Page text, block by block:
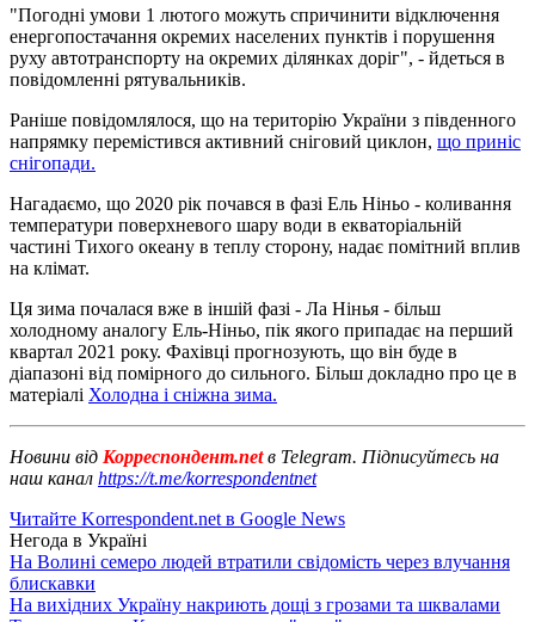
"Погодні умови 1 лютого можуть спричинити відключення
енергопостачання окремих населених пунктів і порушення
руху автотранспорту на окремих ділянках доріг", - йдеться в
повідомленні рятувальників.
Раніше повідомлялося, що на територію України з південного
напрямку перемістився активний сніговий циклон, що приніс
снігопади.
Нагадаємо, що 2020 рік почався в фазі Ель Ніньо - коливання
температури поверхневого шару води в екваторіальній
частині Тихого океану в теплу сторону, надає помітний вплив
на клімат.
Ця зима почалася вже в іншій фазі - Ла Нінья - більш
холодному аналогу Ель-Ніньо, пік якого припадає на перший
квартал 2021 року. Фахівці прогнозують, що він буде в
діапазоні від помірного до сильного. Більш докладно про це в
матеріалі Холодна і сніжна зима.
Новини від Корреспондент.netв Telegram. Підписуйтесь на
наш канал https://t.me/korrespondentnet
Читайте Korrespondent.net в Google News
Негода в Україні
На Волині семеро людей втратили свідомість через влучання
блискавки
На вихідних Україну накриють дощі з грозами та шквалами